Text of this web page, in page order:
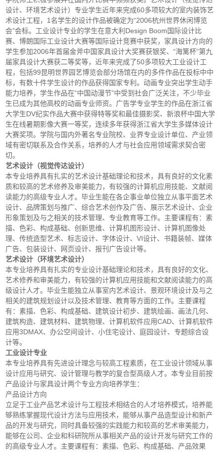
设计、环境艺术设计）专业学生近年来完成60多项较大的室内装饰艺
术设计工程，1名学生的设计作品被确定为“2006杭州世界休闲博览
会”会标。工业设计专业的学生在意大利Design Boom国际设计比
赛、博朗国际工业设计大赛等国际设计竞赛中获奖，家具设计方向的
学生参加2006年首届金斧中国家具设计大奖赛获银奖、“海篱杯”第九
届家具设计大赛获二等奖等，近年来完成了50多项较大工业设计工
程，包括99昆明世界园艺博览会部分场馆在内的多件作品在投标中中
标，有数十件学生设计的作品获得国家专利。动画专业突出学生动手
能力培养，学生作品在“中国动漫节”中受到社会广泛关注，不少毕业
生已成为其他高校的动画专业师资。广告学专业学生的作品在浙江省
大学生DV纪实作品大赛中获得特等奖和最佳摄影奖、新浪杯中国大学
生在线暑期影像大赛一等奖，连续多年获得浙江省大学生多媒体设计
大赛奖项。学院与国内外著名专业院校、业界专业设计单位、产业领
域有密切联系及合作关系，培养的人才与社会应用领域需求契合密
切。
艺术设计（视觉传达设计）
本专业培养具有扎实的艺术设计基础理论和技术，具有良好的文化素
质和较高的艺术修养及审美能力，有较强的计算机应用技能、文献阅
读能力的高级专业人才。毕业生能在各企事业单位独立从事平面艺术
设计、品牌策划与推广、综合艺术创作及广告、展示艺术设计、企业
形象策划及与之相关的技术管理、专业教育等工作。主要课程有：素
描、色彩、构成基础、创新思维、计算机图形设计、计算机图像处
理、传统造型艺术、标志设计、字体设计、VI设计、书籍装帧、媒体
广告、包装设计、网页设计、报刊广告设计等。
艺术设计（环境艺术设计）
本专业培养具有扎实的专业设计基础理论和技术，具有良好的文化、
艺术修养和审美能力，有较强的计算机应用技能和文献阅读能力的高
级设计人才。毕业生能独立从事室内艺术设计、景观环境设计及与之
相关的建筑规划设计以及技术管理、教育等方面的工作。主要课程
有：素描、色彩、构成基础、建筑设计初步、建筑绘画、画法几何、
建筑构造、建筑材料、建筑物理、计算机软件应用CAD、计算机软件
应用3DMAX、办公空间设计、小住宅设计、庭园设计、专题综合设
计等。
工业设计专业
本专业培养具有先进设计理念与较高工程素质，在工业设计领域从事
设计应用与研究、设计管理与教学的复合型高级人才。本专业目前按
产品设计与家具设计两个专业方向培养学生：
产品设计方向
立足于工业产品艺术设计与工程技术相结合的人才培养模式，培养能
够熟练掌握现代设计方法与应用技术，能够从事产品造型设计和新产
品的开发与研究，同时具备较强的实践能力和较高的艺术审美能力，
能够在公司、企业和科研院所从事相关产品的设计开发与研究工作的
的高级专业人才。主要课程有：素描、色彩、构成基础、产品效果